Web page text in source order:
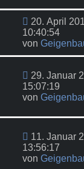
20. April
10:40:54
von
29. Januar
15:07:19
von
11. Januar
13:56:17
von